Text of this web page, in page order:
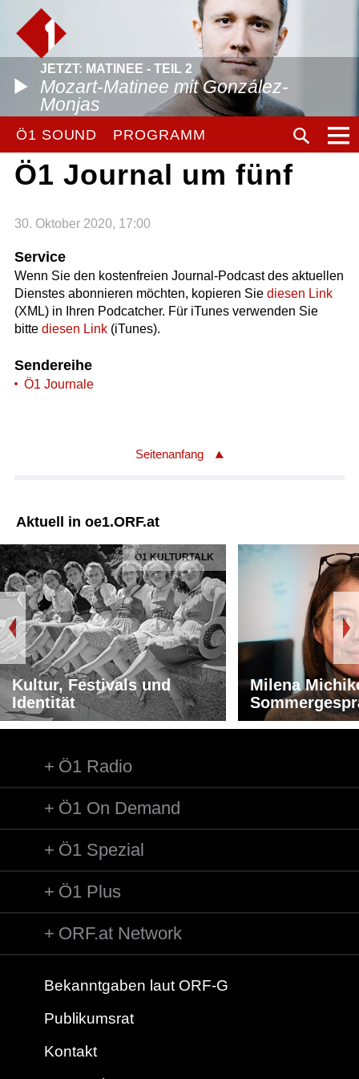
JETZT: MATINEE - TEIL 2
Mozart-Matinee mit González-
Monjas
Ö1 SOUND PROGRAMM
Ö1 Journal um fünf
30. Oktober 2020, 17:00
Service
Wenn Sie den kostenfreien Journal-Podcast des aktuellen
Dienstes abonnieren möchten, kopieren Sie diesen Link
(XML) in Ihren Podcatcher. Für iTunes verwenden Sie
bitte diesen Link(iTunes).
Sendereihe
Ö1 Journale
Seitenanfang
Aktuell in oe1.ORF.at
Ö1 KULTURTALK
Kultur, Festivals und
Identität
Milena
Ö1 Radio
Ö1 On Demand
Ö1 Spezial
Ö1 Plus
ORF.at Network
Bekanntgaben laut ORF-G
Publikumsrat
Kontakt